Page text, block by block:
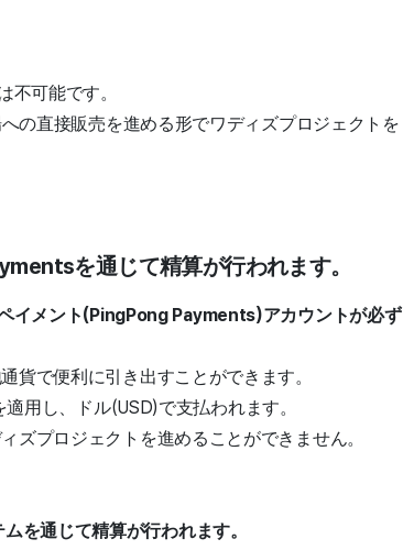
不可能です。
の直接販売を進める形でワディズプロジェクトを
を通じて精算が行われます。
イメント(PingPong Payments)アカウントが必ず
貨で便利に引き出すことができます。
用し、ドル(USD)で支払われます。
ズプロジェクトを進めることができません。
を通じて精算が行われます。